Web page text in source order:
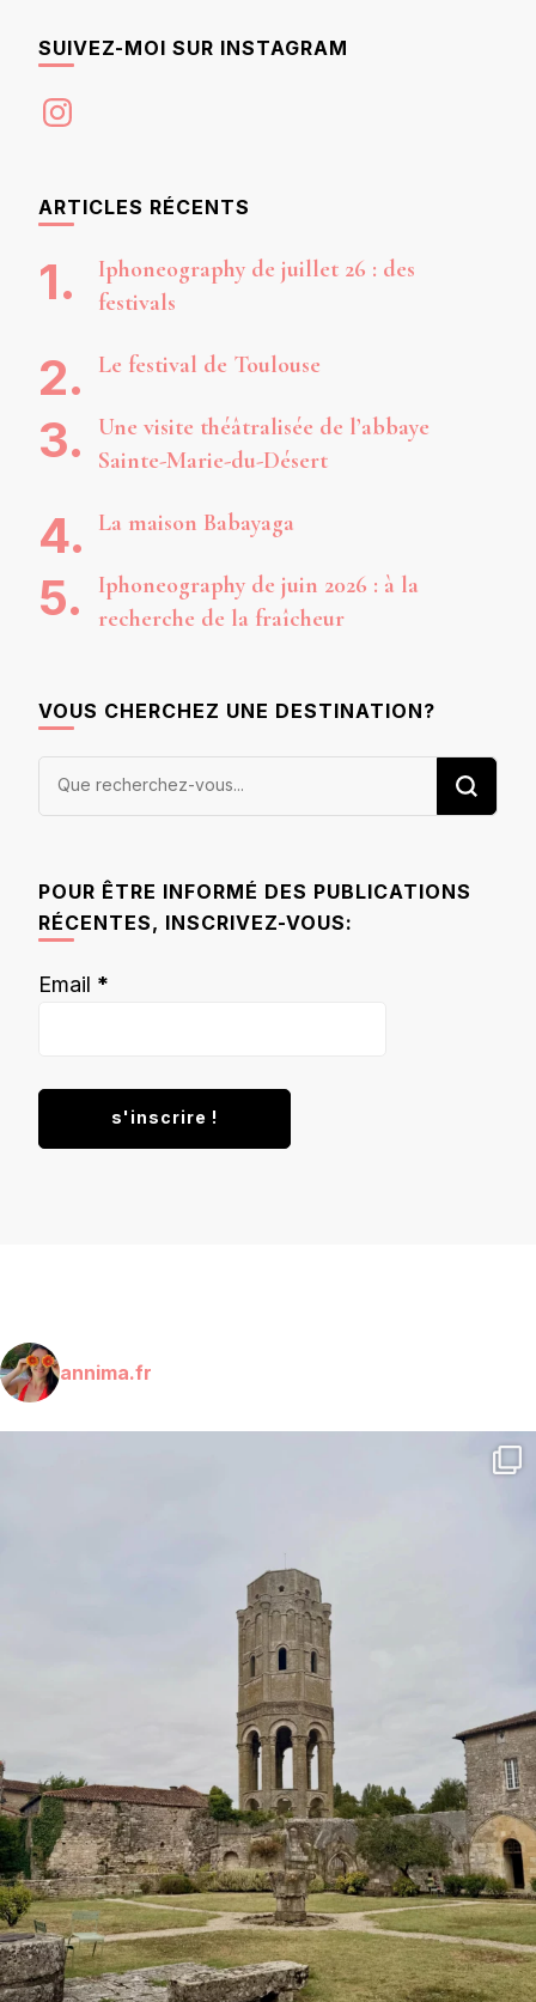
SUIVEZ-MOI SUR INSTAGRAM
Instagram
ARTICLES RÉCENTS
Iphoneography de juillet 26 : des
festivals
Le festival de Toulouse
Une visite théâtralisée de l’abbaye
Sainte-Marie-du-Désert
La maison Babayaga
Iphoneography de juin 2026 : à la
recherche de la fraîcheur
VOUS CHERCHEZ UNE DESTINATION?
Vous
POUR ÊTRE INFORMÉ DES PUBLICATIONS
RÉCENTES, INSCRIVEZ-VOUS:
Email *
annima.fr